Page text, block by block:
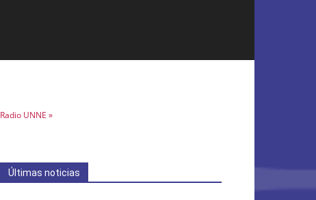
Radio UNNE »
Últimas noticias